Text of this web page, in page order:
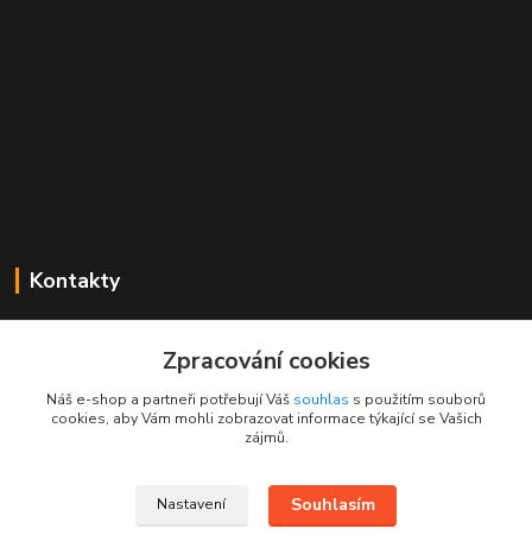
Kontakty
+420 725 613 837
info@rajklubicek.cz
Zpracování cookies
Náš e-shop a partneři potřebují Váš souhlas s použitím souborů
cookies, aby Vám mohli zobrazovat informace týkající se Vašich
zájmů.
Nastavení Souhlasím